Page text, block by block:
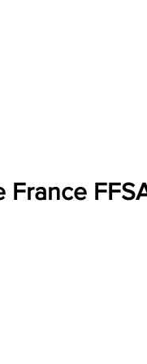
France